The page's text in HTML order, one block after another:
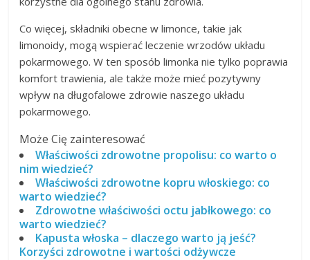
Co więcej, składniki obecne w limonce, takie jak
limonoidy, mogą wspierać leczenie wrzodów układu
pokarmowego. W ten sposób limonka nie tylko poprawia
komfort trawienia, ale także może mieć pozytywny
wpływ na długofalowe zdrowie naszego układu
pokarmowego.
Może Cię zainteresować
Właściwości zdrowotne propolisu: co warto o
nim wiedzieć?
Właściwości zdrowotne kopru włoskiego: co
warto wiedzieć?
Zdrowotne właściwości octu jabłkowego: co
warto wiedzieć?
Kapusta włoska – dlaczego warto ją jeść?
Korzyści zdrowotne i wartości odżywcze